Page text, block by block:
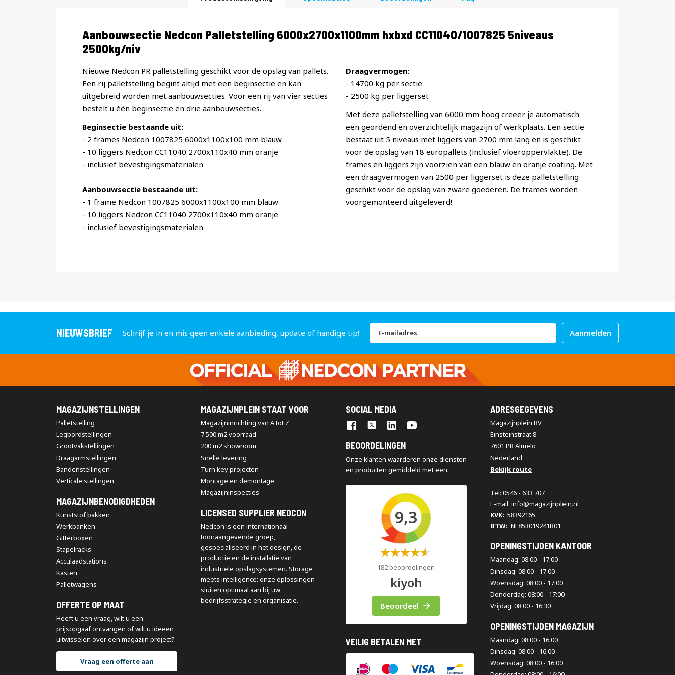
Productomschrijving
Aanbouwsectie Nedcon Palletstelling 6000x2700x1100mm hxbxd CC11040/1007825 5niveaus
2500kg/niv
Nieuwe Nedcon PR palletstelling geschikt voor de opslag van pallets.
Een rij palletstelling begint altijd met een beginsectie en kan
uitgebreid worden met aanbouwsecties. Voor een rij van vier secties
bestelt u één beginsectie en drie aanbouwsecties.
Beginsectie bestaande uit:
- 2 frames Nedcon 1007825 6000x1100x100 mm blauw
- 10 liggers Nedcon CC11040 2700x110x40 mm oranje
- inclusief bevestigingsmaterialen
Aanbouwsectie bestaande uit:
- 1 frame Nedcon 1007825 6000x1100x100 mm blauw
- 10 liggers Nedcon CC11040 2700x110x40 mm oranje
- inclusief bevestigingsmaterialen
Draagvermogen:
- 14700 kg per sectie
- 2500 kg per liggerset
Met deze palletstelling van 6000 mm hoog creëer je automatisch
een geordend en overzichtelijk magazijn of werkplaats. Een sectie
bestaat uit 5 niveaus met liggers van 2700 mm lang en is geschikt
voor de opslag van 18 europallets (inclusief vloeroppervlakte). De
frames en liggers zijn voorzien van een blauw en oranje coating. Met
een draagvermogen van 2500 per liggerset is deze palletstelling
geschikt voor de opslag van zware goederen. De frames worden
voorgemonteerd uitgeleverd!
NIEUWSBRIEF Schrijf je in en mis geen enkele aanbieding, update of handige tip!
Abonneer
op
onze
nieuwsbrief
Aanmelden
MAGAZIJNSTELLINGEN
Palletstelling
Legbordstellingen
Grootvakstellingen
Draagarmstellingen
Bandenstellingen
Verticale stellingen
MAGAZIJNBENODIGDHEDEN
Kunststof bakken
Werkbanken
Gitterboxen
Stapelracks
Acculaadstations
Kasten
Palletwagens
OFFERTE OP MAAT
Heeft u een vraag, wilt u een
prijsopgaaf ontvangen of wilt u ideeën
uitwisselen over een magazijn project?
Vraag een offerte aan
MAGAZIJNPLEIN STAAT VOOR
Magazijninrichting van A tot Z
7.500 m2 voorraad
200 m2 showroom
Snelle levering
Turn key projecten
Montage en demontage
Magazijninspecties
LICENSED SUPPLIER NEDCON
Nedcon is een internationaal
toonaangevende groep,
gespecialiseerd in het design, de
productie en de installatie van
industriële opslagsystemen. Storage
meets intelligence: onze oplossingen
sluiten optimaal aan bij uw
bedrijfsstrategie en organisatie.
SOCIAL MEDIA
BEOORDELINGEN
Onze klanten waarderen onze diensten
en producten gemiddeld met een:
9,3
Waardering:
182 beoordelingen
kiyoh
Beoordeel
VEILIG BETALEN MET
ADRESGEGEVENS
Magazijnplein BV
Einsteinstraat 8
7601 PR Almelo
Nederland
Bekijk route
Tel: 0546 - 633 707
E-mail: info@magazijnplein.nl
KVK: 58392165
BTW: NL853019241B01
OPENINGSTIJDEN KANTOOR
Maandag: 08:00 - 17:00
Dinsdag: 08:00 - 17:00
Woensdag: 08:00 - 17:00
Donderdag: 08:00 - 17:00
Vrijdag: 08:00 - 16:30
OPENINGSTIJDEN MAGAZIJN
Maandag: 08:00 - 16:00
Dinsdag: 08:00 - 16:00
Woensdag: 08:00 - 16:00